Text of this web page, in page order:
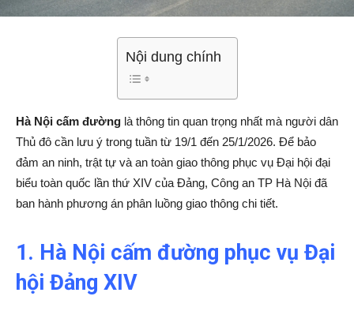
Nội dung chính
Hà Nội cấm đường là thông tin quan trọng nhất mà người dân
Thủ đô cần lưu ý trong tuần từ 19/1 đến 25/1/2026. Để bảo
đảm an ninh, trật tự và an toàn giao thông phục vụ Đại hội đại
biểu toàn quốc lần thứ XIV của Đảng, Công an TP Hà Nội đã
ban hành phương án phân luồng giao thông chi tiết.
1. Hà Nội cấm đường phục vụ Đại
hội Đảng XIV